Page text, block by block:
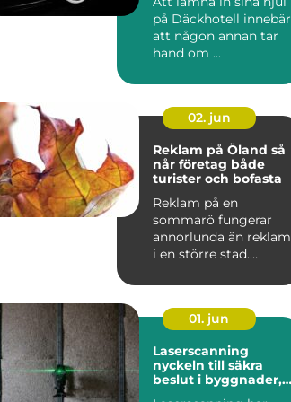
på Däckhotell innebär
att någon annan tar
hand om ...
02. jun
Reklam på Öland så
når företag både
turister och bofasta
Reklam på en
sommarö fungerar
annorlunda än reklam
i en större stad.
årstiderna, ...
01. jun
Laserscanning
nyckeln till säkra
beslut i byggnader,